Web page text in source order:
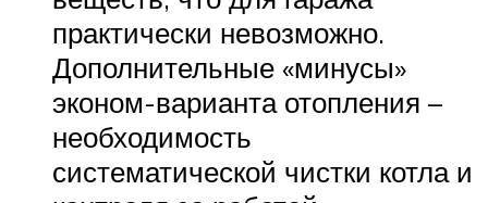
практически невозможно.
Дополнительные «минусы»
эконом-варианта отопления –
необходимость
систематической чистки котла и